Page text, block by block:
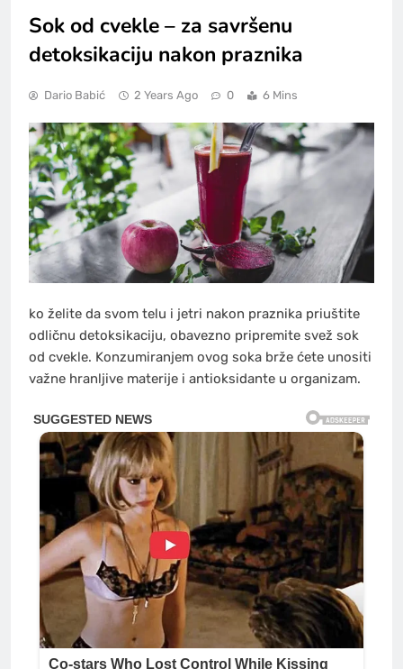
Sok od cvekle – za savršenu
detoksikaciju nakon praznika
Dario Babić 2 Years Ago 0 6 Mins
ko želite da svom telu i jetri nakon praznika priuštite
odličnu detoksikaciju, obavezno pripremite svež sok
od cvekle. Konzumiranjem ovog soka brže ćete unositi
važne hranljive materije i antioksidante u organizam.